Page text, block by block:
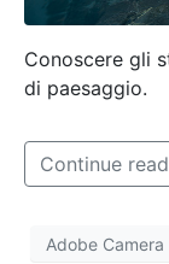
Conoscere gli
di paesaggio.
Continue
Adobe Camera